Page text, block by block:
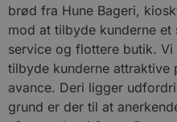
brød fra Hune Bageri,
mod at tilbyde kunderne
service og flottere butik.
tilbyde kunderne attraktive
avance. Deri ligger
grund er der til at